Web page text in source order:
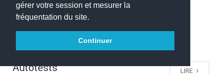
gérer votre session et mesurer la
fréquentation du site.
Continuer
LIRE
Autotests